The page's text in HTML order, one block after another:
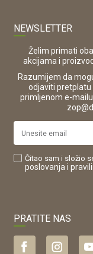
NEWSLETTER
Želim primati
akcijama i
Razumijem da
odjaviti
primljenom e-
Čitao sam i složio
poslovanja i
PRATITE NAS